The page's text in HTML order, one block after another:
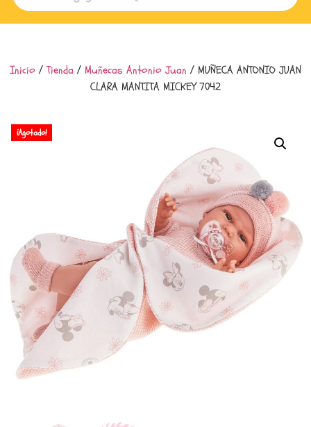
Inicio /Tienda / Muñecas Antonio Juan / MUÑECA ANTONIO JUAN
CLARA MANTITA MICKEY 7042
¡Agotado!